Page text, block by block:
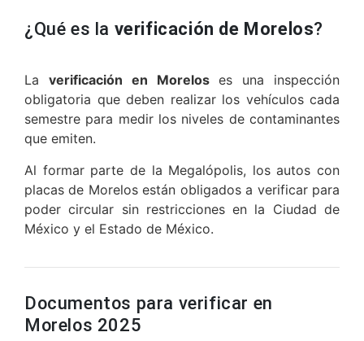
¿Qué es la verificación de Morelos?
La verificación en Moreloses una inspección
obligatoria que deben realizar los vehículos cada
semestre para medir los niveles de contaminantes
que emiten.
Al formar parte de la Megalópolis, los autos con
placas de Morelos están obligados a verificar para
poder circular sin restricciones en la Ciudad de
México y el Estado de México.
Documentos para verificar en
Morelos 2025